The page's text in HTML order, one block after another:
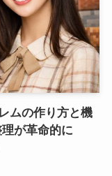
ムの作り方と機
が革命的に